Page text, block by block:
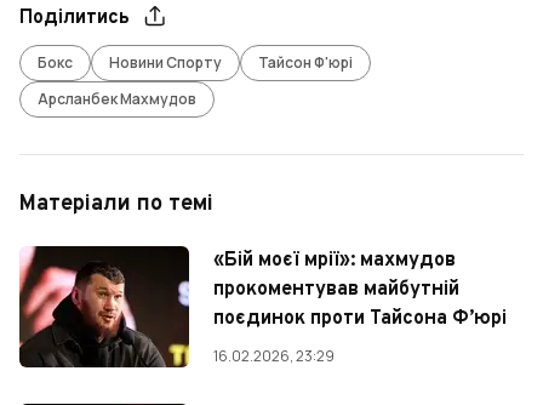
Поділитись
Бокс Новини Спорту
Тайсон Ф'юрі
Арсланбек Махмудов
Матеріали по темі
«Бій моєї мрії»: махмудов
прокоментував майбутній
поєдинок проти Тайсона Ф’юрі
16.02.2026, 23:29